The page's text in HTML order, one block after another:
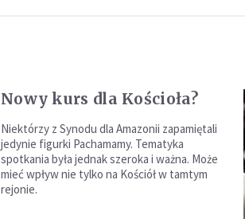
Nowy kurs dla Kościoła?
Niektórzy z Synodu dla Amazonii zapamiętali
jedynie figurki Pachamamy. Tematyka
spotkania była jednak szeroka i ważna. Może
mieć wpływ nie tylko na Kościół w tamtym
rejonie.